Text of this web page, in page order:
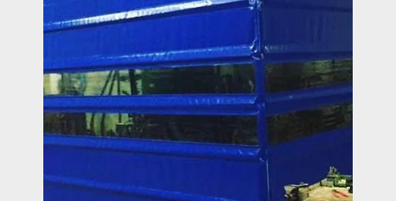
Акции
Примеры работ
Ремонт
Сервис
Кредит